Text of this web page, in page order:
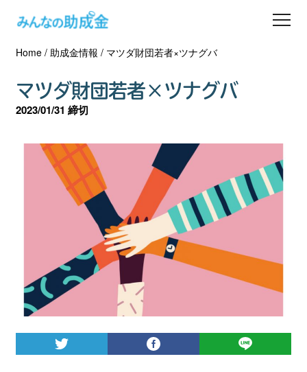
助成金を探す
士業の方へ
助成金コラム
専門家一覧
会員登録
ログイン
Home/ 助成金情報 / マツダ財団若者×ツナグバ
マツダ財団若者×ツナグバ
2023/01/31 締切